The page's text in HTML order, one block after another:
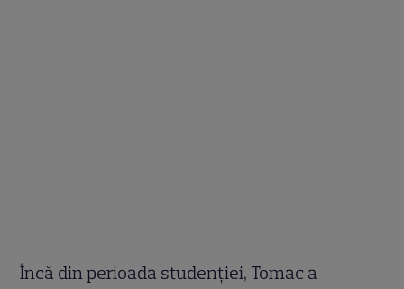
Încă din perioada studenției, Tomac a